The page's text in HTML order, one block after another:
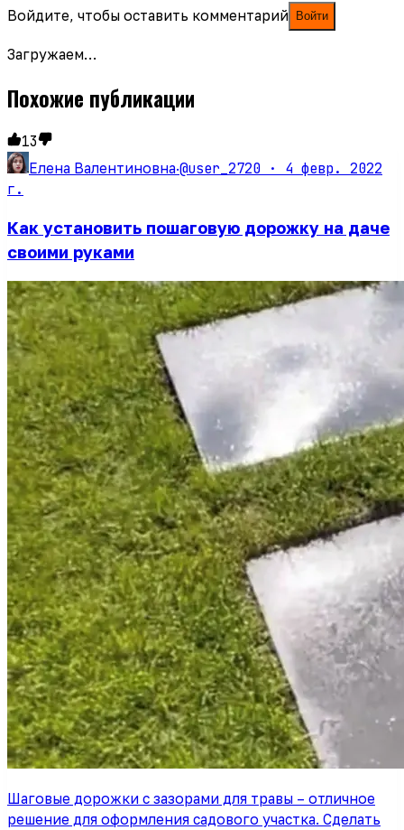
Войдите, чтобы оставить комментарий Войти
Загружаем…
Похожие публикации
13
Елена Валентиновна·@user_2720 · 4 февр. 2022
г.
Как установить пошаговую дорожку на даче
своими руками
Шаговые дорожки с зазорами для травы – отличное
решение для оформления садового участка. Сделать